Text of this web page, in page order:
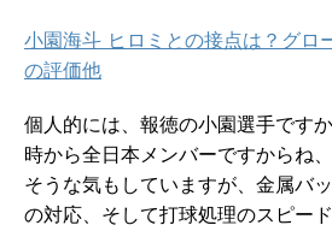
小園海斗 ヒロミとの接点は？グロ
の評価他
個人的には、報徳の小園選手です
時から全日本メンバーですからね
そうな気もしていますが、金属バ
の対応、そして打球処理のスピー